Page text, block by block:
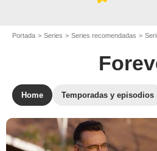
Portada Series Series recomendadas
Home Temporadas y episodios